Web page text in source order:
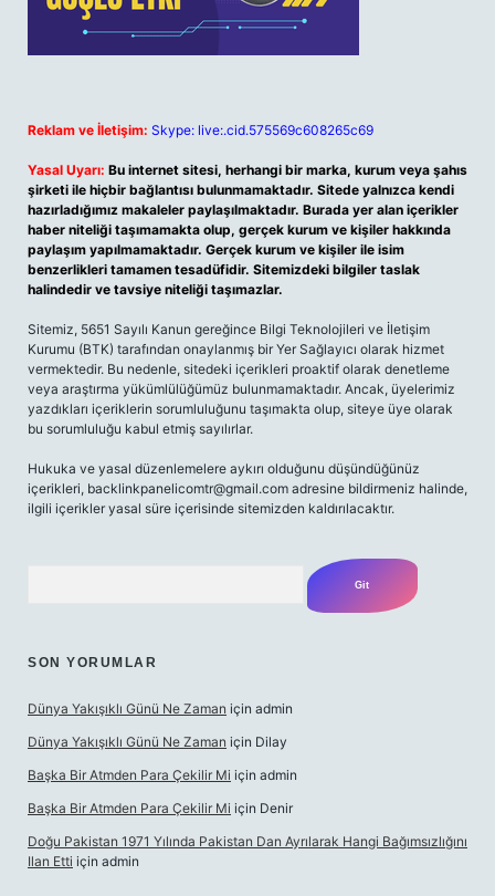
Reklam ve İletişim: Skype: live:.cid.575569c608265c69
Yasal Uyarı: Bu internet sitesi, herhangi bir marka, kurum veya şahıs
şirketi ile hiçbir bağlantısı bulunmamaktadır. Sitede yalnızca kendi
hazırladığımız makaleler paylaşılmaktadır. Burada yer alan içerikler
haber niteliği taşımamakta olup, gerçek kurum ve kişiler hakkında
paylaşım yapılmamaktadır. Gerçek kurum ve kişiler ile isim
benzerlikleri tamamen tesadüfidir. Sitemizdeki bilgiler taslak
halindedir ve tavsiye niteliği taşımazlar.
Sitemiz, 5651 Sayılı Kanun gereğince Bilgi Teknolojileri ve İletişim
Kurumu (BTK) tarafından onaylanmış bir Yer Sağlayıcı olarak hizmet
vermektedir. Bu nedenle, sitedeki içerikleri proaktif olarak denetleme
veya araştırma yükümlülüğümüz bulunmamaktadır. Ancak, üyelerimiz
yazdıkları içeriklerin sorumluluğunu taşımakta olup, siteye üye olarak
bu sorumluluğu kabul etmiş sayılırlar.
Hukuka ve yasal düzenlemelere aykırı olduğunu düşündüğünüz
içerikleri, backlinkpanelicomtr@gmail.com adresine bildirmeniz halinde,
ilgili içerikler yasal süre içerisinde sitemizden kaldırılacaktır.
SON YORUMLAR
Dünya Yakışıklı Günü Ne Zaman için admin
Dünya Yakışıklı Günü Ne Zaman için Dilay
Başka Bir Atmden Para Çekilir Mi için admin
Başka Bir Atmden Para Çekilir Mi için Denir
Doğu Pakistan 1971 Yılında Pakistan Dan Ayrılarak Hangi Bağımsızlığını
Ilan Etti için admin